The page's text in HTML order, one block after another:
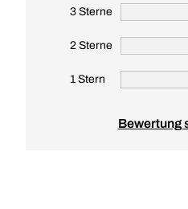
3 Sterne
2 Sterne
1 Stern
Bewertung